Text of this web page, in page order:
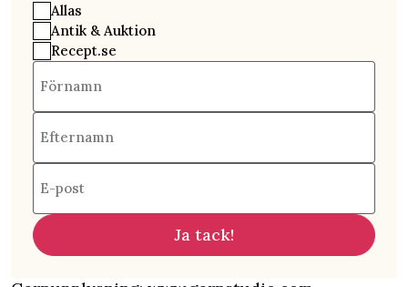
Allas
Antik & Auktion
Recept.se
Förnamn
Efternamn
E-post
Ja tack!